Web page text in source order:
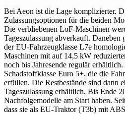
Bei Aeon ist die Lage komplizierter.
Zulassungsoptionen für die beiden
Die verbliebenen LoF-Maschinen
Tageszulassung abverkauft. Daneben
der EU-Fahrzeugklasse L7e
Maschinen mit auf 14,5 kW
noch bis Jahresende regulär
Schadstoffklasse Euro 5+, die die
erfüllen. Die Restbestände sind dann
Tageszulassung erhältlich. Bis Ende
Nachfolgemodelle am Start haben.
dass sie als EU-Traktor (T3b) mit